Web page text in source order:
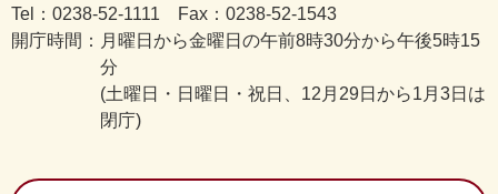
Tel：0238-52-1111 Fax：0238-52-1543
開庁時間： 月曜日から金曜日の午前8時30分から午後5時15
分
(土曜日・日曜日・祝日、12月29日から1月3日は
閉庁)